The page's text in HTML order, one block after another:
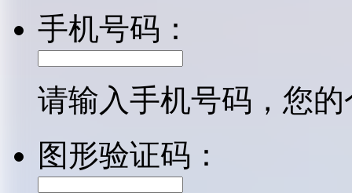
手机号码：
请输入手机号码，您
图形验证码：